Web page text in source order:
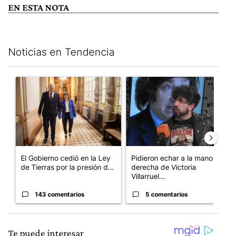
EN ESTA NOTA
Noticias en Tendencia
Un artículo de tendencia con el título "El Gobierno cedió en
El Gobierno cedió en la Ley
de Tierras por la presión d...
143 comentarios
Un artículo de tendencia con
Pidieron echar a la mano
derecha de Victoria
Villarruel...
5 comentarios